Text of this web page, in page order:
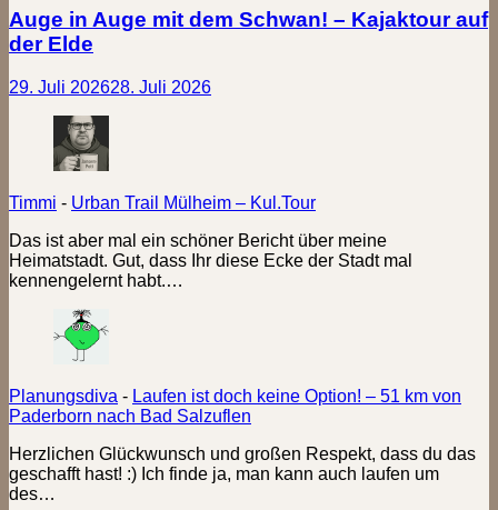
Auge in Auge mit dem Schwan! – Kajaktour auf
der Elde
29. Juli 202628. Juli 2026
Timmi - Urban Trail Mülheim – Kul.Tour
Das ist aber mal ein schöner Bericht über meine
Heimatstadt. Gut, dass Ihr diese Ecke der Stadt mal
kennengelernt habt.…
Planungsdiva - Laufen ist doch keine Option! – 51 km von
Paderborn nach Bad Salzuflen
Herzlichen Glückwunsch und großen Respekt, dass du das
geschafft hast! :) Ich finde ja, man kann auch laufen um
des…